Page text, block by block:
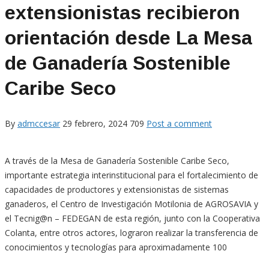
extensionistas recibieron
orientación desde La Mesa
de Ganadería Sostenible
Caribe Seco
By admccesar 29 febrero, 2024 709 Post a comment
A través de la Mesa de Ganadería Sostenible Caribe Seco,
importante estrategia interinstitucional para el fortalecimiento de
capacidades de productores y extensionistas de sistemas
ganaderos, el Centro de Investigación Motilonia de AGROSAVIA y
el Tecnig@n – FEDEGAN de esta región, junto con la Cooperativa
Colanta, entre otros actores, lograron realizar la transferencia de
conocimientos y tecnologías para aproximadamente 100